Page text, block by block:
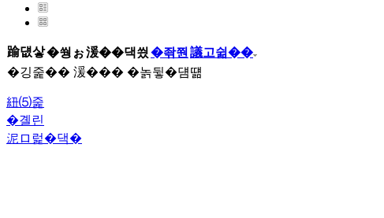
踰덊샇�쒕ぉ湲��댁씠�좎쭨 議고쉶��
�깅줉�� 湲��� �놁뒿�덈떎
紐⑸줉
�곌린
泥ロ럹�댁�